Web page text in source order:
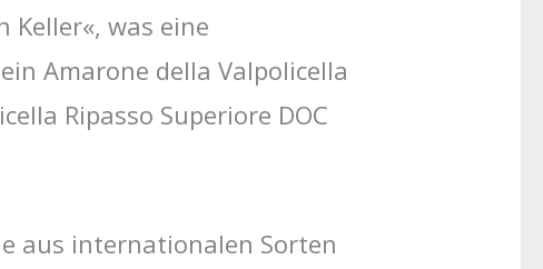
Keller«, was eine
Amarone della Valpolicella
Ripasso Superiore DOC
aus internationalen Sorten